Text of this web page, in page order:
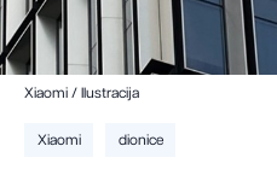
Xiaomi / Ilustracija
Xiaomi dionice